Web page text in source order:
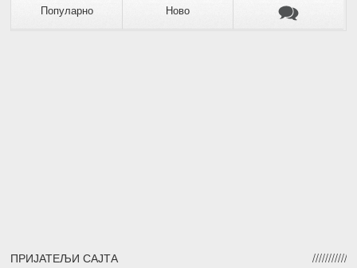
Популарно Ново
ПРИЈАТЕЉИ САЈТА